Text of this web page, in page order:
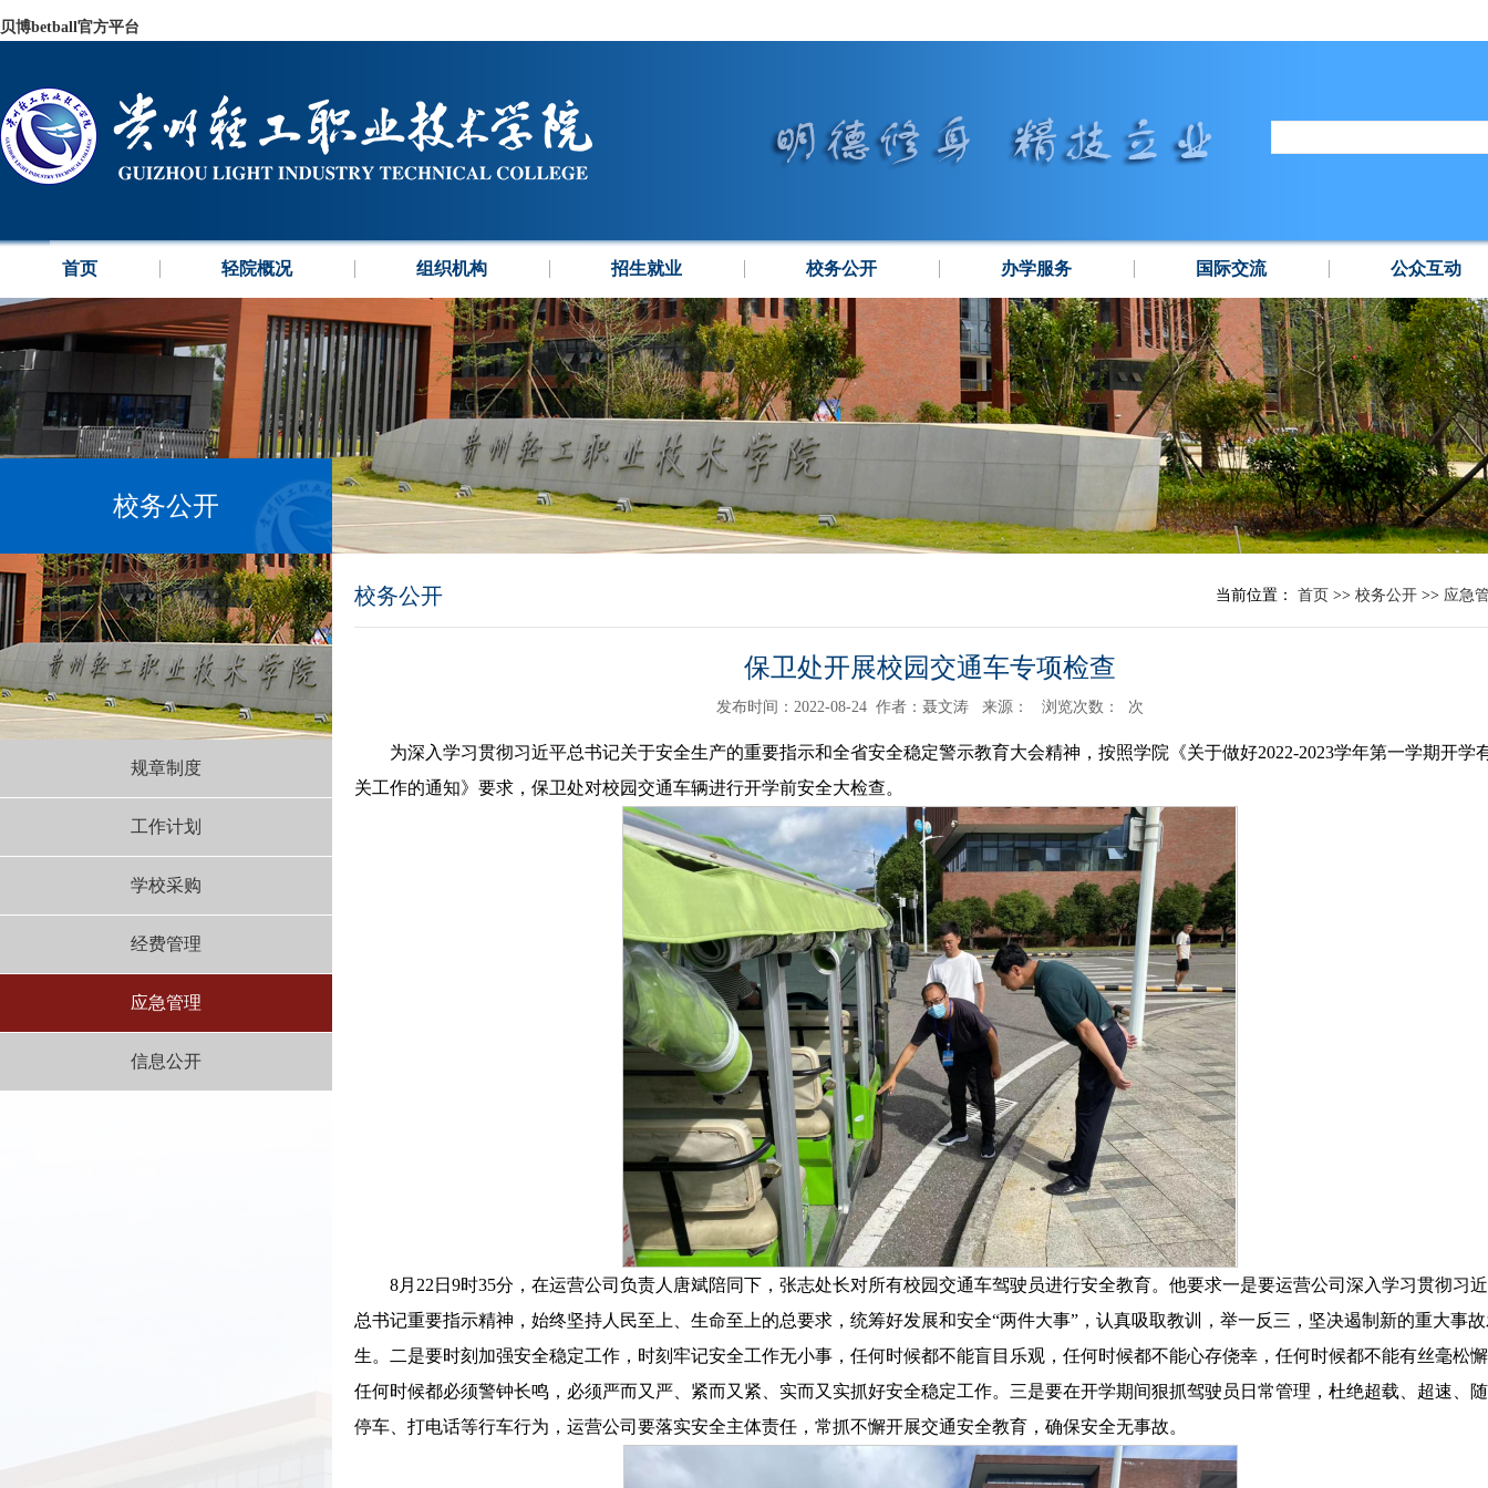
贝博betball官方平台
首页 轻院概况 组织机构 招生就业 校务公开 办学服务 国际交流 公众互动
校务公开
规章制度
工作计划
学校采购
经费管理
应急管理
信息公开
校务公开 当前位置： 首页 >> 校务公开 >> 应急
保卫处开展校园交通车专项检查
发布时间：2022-08-24 作者：聂文涛 来源： 浏览次数： 次
为深入学习贯彻习近平总书记关于安全生产的重要指示和全省安全稳定警示教育大会精神，按照学院《关于做好2022-2023学年第一学期开学
关工作的通知》要求，保卫处对校园交通车辆进行开学前安全大检查。
8月22日9时35分，在运营公司负责人唐斌陪同下，张志处长对所有校园交通车驾驶员进行安全教育。他要求一是要运营公司深入学习贯彻习
总书记重要指示精神，始终坚持人民至上、生命至上的总要求，统筹好发展和安全“两件大事”，认真吸取教训，举一反三，坚决遏制新的重大事
生。二是要时刻加强安全稳定工作，时刻牢记安全工作无小事，任何时候都不能盲目乐观，任何时候都不能心存侥幸，任何时候都不能有丝毫松
任何时候都必须警钟长鸣，必须严而又严、紧而又紧、实而又实抓好安全稳定工作。三是要在开学期间狠抓驾驶员日常管理，杜绝超载、超速、
停车、打电话等行车行为，运营公司要落实安全主体责任，常抓不懈开展交通安全教育，确保安全无事故。